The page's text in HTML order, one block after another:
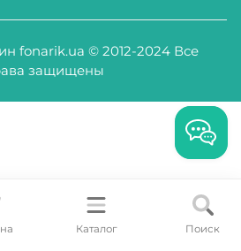
Каталог Поиск
fonarik.ua © 2012-2024 Все
защищены